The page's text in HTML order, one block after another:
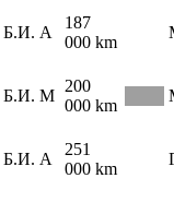
Б.И. А
187
000 km
Б.И. М
200
000 km
Б.И. А
251
000 km